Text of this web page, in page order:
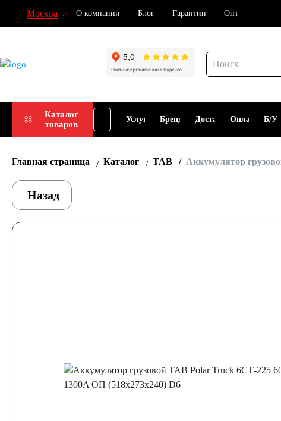
Москва О компании Блог Гарантии Опт
Каталог
товаров
Подбор
АКБ
Услуги Бренды ДоставкаОплата Б/У
АКБ
Главная страница Каталог TAB Аккумулятор
Назад